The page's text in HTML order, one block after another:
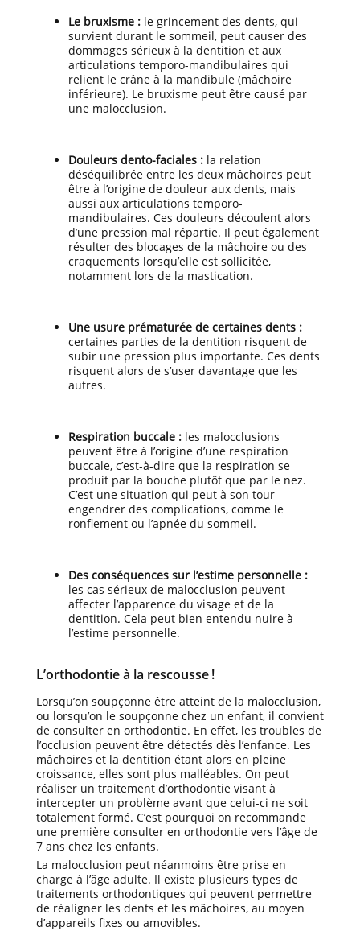
Le bruxisme : le grincement des dents, qui
survient durant le sommeil, peut causer des
dommages sérieux à la dentition et aux
articulations temporo-mandibulaires qui
relient le crâne à la mandibule (mâchoire
inférieure). Le bruxisme peut être causé par
une malocclusion.
Douleurs dento-faciales : la relation
déséquilibrée entre les deux mâchoires peut
être à l’origine de douleur aux dents, mais
aussi aux articulations temporo-
mandibulaires. Ces douleurs découlent alors
d’une pression mal répartie. Il peut également
résulter des blocages de la mâchoire ou des
craquements lorsqu’elle est sollicitée,
notamment lors de la mastication.
Une usure prématurée de certaines dents :
certaines parties de la dentition risquent de
subir une pression plus importante. Ces dents
risquent alors de s’user davantage que les
autres.
Respiration buccale : les malocclusions
peuvent être à l’origine d’une respiration
buccale, c’est-à-dire que la respiration se
produit par la bouche plutôt que par le nez.
C’est une situation qui peut à son tour
engendrer des complications, comme le
ronflement ou l’apnée du sommeil.
Des conséquences sur l’estime personnelle :
les cas sérieux de malocclusion peuvent
affecter l’apparence du visage et de la
dentition. Cela peut bien entendu nuire à
l’estime personnelle.
L’orthodontie à la rescousse !
Lorsqu’on soupçonne être atteint de la malocclusion,
ou lorsqu’on le soupçonne chez un enfant, il convient
de consulter en orthodontie. En effet, les troubles de
l’occlusion peuvent être détectés dès l’enfance. Les
mâchoires et la dentition étant alors en pleine
croissance, elles sont plus malléables. On peut
réaliser un traitement d’orthodontie visant à
intercepter un problème avant que celui-ci ne soit
totalement formé. C’est pourquoi on recommande
une première consulter en orthodontie vers l’âge de
7 ans chez les enfants.
La malocclusion peut néanmoins être prise en
charge à l’âge adulte. Il existe plusieurs types de
traitements orthodontiques qui peuvent permettre
de réaligner les dents et les mâchoires, au moyen
d’appareils fixes ou amovibles.